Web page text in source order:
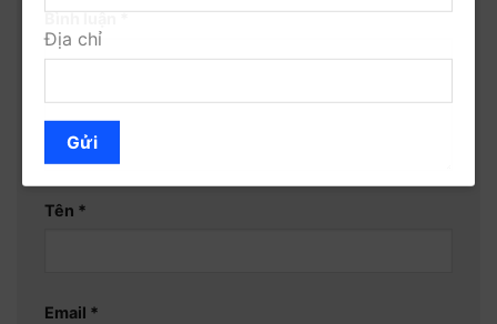
Bình luận*
Tên *
Email *
Địa chỉ
Gửi